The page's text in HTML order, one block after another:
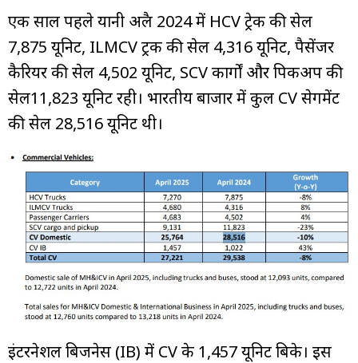
एक साल पहले यानी अप्रैल 2024 में HCV ट्रेक की सेल
7,875 यूनिट, ILMCV ट्रक की सेल 4,316 यूनिट, पैसेंजर
कैरियर की सेल 4,502 यूनिट, SCV कार्गों और पिकअप की
सेल11,823 यूनिट रही। भारतीय बाजार में कुल CV सेगमेंट
की सेल 28,516 यूनिट थी।
इंटरनेशल बिजनेस (IB) में CV के 1,457 यूनिट बिके। इस